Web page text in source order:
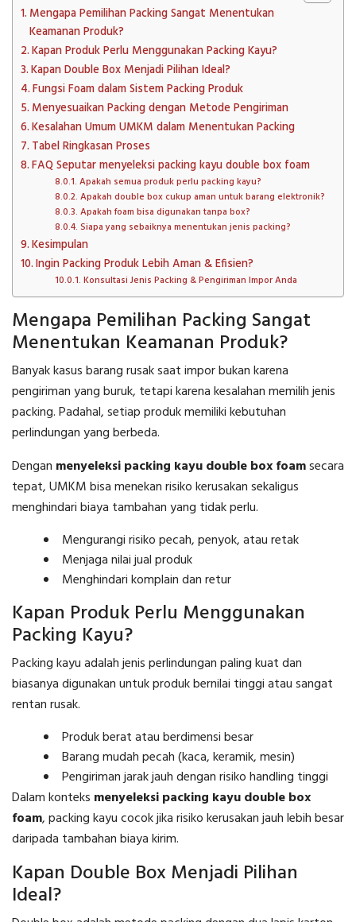
Mengapa Pemilihan Packing Sangat Menentukan
Keamanan Produk?
Kapan Produk Perlu Menggunakan Packing Kayu?
Kapan Double Box Menjadi Pilihan Ideal?
Fungsi Foam dalam Sistem Packing Produk
Menyesuaikan Packing dengan Metode Pengiriman
Kesalahan Umum UMKM dalam Menentukan Packing
Tabel Ringkasan Proses
FAQ Seputar menyeleksi packing kayu double box foam
Apakah semua produk perlu packing kayu?
Apakah double box cukup aman untuk barang elektronik?
Apakah foam bisa digunakan tanpa box?
Siapa yang sebaiknya menentukan jenis packing?
Kesimpulan
Ingin Packing Produk Lebih Aman & Efisien?
Konsultasi Jenis Packing & Pengiriman Impor Anda
Mengapa Pemilihan Packing Sangat
Menentukan Keamanan Produk?
Banyak kasus barang rusak saat impor bukan karena
pengiriman yang buruk, tetapi karena kesalahan memilih jenis
packing. Padahal, setiap produk memiliki kebutuhan
perlindungan yang berbeda.
Dengan menyeleksi packing kayu double box foamsecara
tepat, UMKM bisa menekan risiko kerusakan sekaligus
menghindari biaya tambahan yang tidak perlu.
Mengurangi risiko pecah, penyok, atau retak
Menjaga nilai jual produk
Menghindari komplain dan retur
Kapan Produk Perlu Menggunakan
Packing Kayu?
Packing kayu adalah jenis perlindungan paling kuat dan
biasanya digunakan untuk produk bernilai tinggi atau sangat
rentan rusak.
Produk berat atau berdimensi besar
Barang mudah pecah (kaca, keramik, mesin)
Pengiriman jarak jauh dengan risiko handling tinggi
Dalam konteks menyeleksi packing kayu double box
foam, packing kayu cocok jika risiko kerusakan jauh lebih besar
daripada tambahan biaya kirim.
Kapan Double Box Menjadi Pilihan
Ideal?